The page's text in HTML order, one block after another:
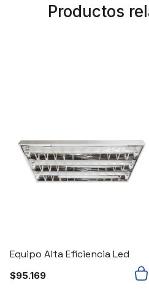
Productos
Equipo Alta Eficiencia Led
$95.169